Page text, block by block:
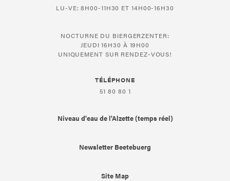
LU-VE: 8H00-11H30 ET 14H00-16H30
NOCTURNE DU BIERGERZENTER:
JEUDI 16H30 À 19H00
UNIQUEMENT SUR RENDEZ-VOUS!
TÉLÉPHONE
51 80 80 1
Niveau d'eau de l'Alzette (temps réel)
Newsletter Beetebuerg
Site Map